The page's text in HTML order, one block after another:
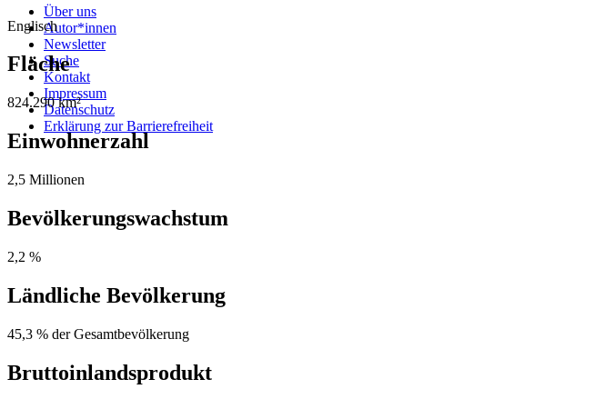
Über uns
Autor*innen
Newsletter
Suche
Kontakt
Impressum
Datenschutz
Erklärung zur Barrierefreiheit
Englisch
Fläche
824.290 km²
Einwohnerzahl
2,5 Millionen
Bevölkerungswachstum
2,2 %
Ländliche Bevölkerung
45,3 % der Gesamtbevölkerung
Bruttoinlandsprodukt